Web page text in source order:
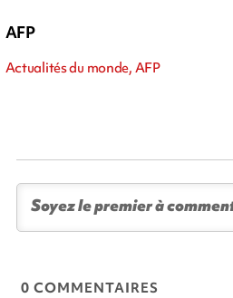
AFP
Actualités du monde, AFP
0 COMMENTAIRES